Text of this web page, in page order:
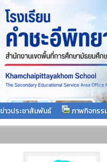
ข่าวประชาสัมพันธ์ ภาพกิจกรร